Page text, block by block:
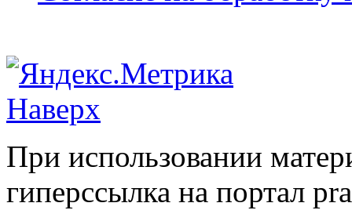
Наверх
При использовании
гиперссылка на портал